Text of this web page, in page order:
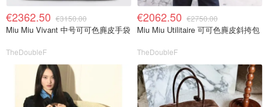
€2362.50 €3150.00
Miu Miu Vivant 中号可可色麂皮手袋
TheDoubleF
€2062.50 €2750.00
Miu Miu Utilitaire 可可色麂皮斜挎包
TheDoubleF